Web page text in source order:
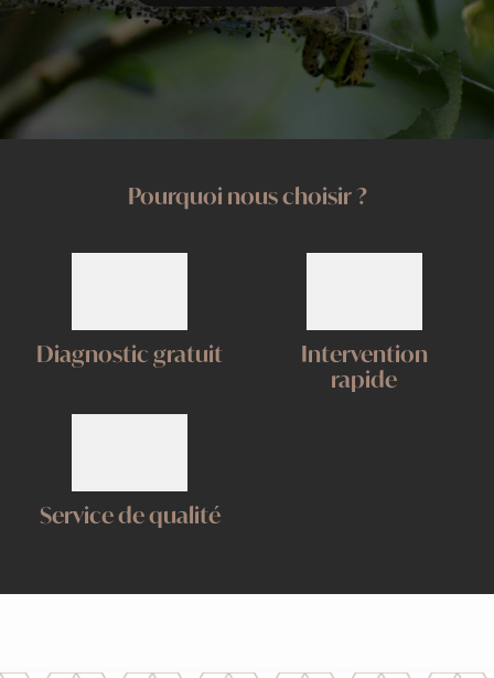
Pourquoi nous choisir ?
Diagnostic gratuit
Intervention
rapide
Service de qualité